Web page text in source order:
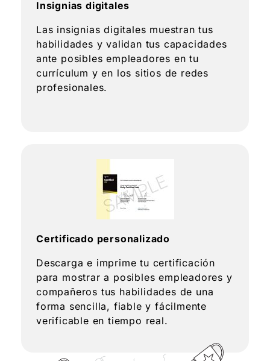
Insignias digitales
Las insignias digitales muestran tus
habilidades y validan tus capacidades
ante posibles empleadores en tu
currículum y en los sitios de redes
profesionales.
Certificado personalizado
Descarga e imprime tu certificación
para mostrar a posibles empleadores y
compañeros tus habilidades de una
forma sencilla, fiable y fácilmente
verificable en tiempo real.